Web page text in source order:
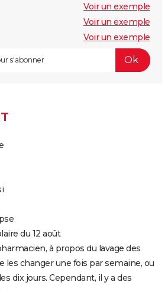
Voir un exemple
Voir un exemple
Voir un exemple
du 12 août
à propos du lavage des
les changer une fois par semaine, ou
dix jours. Cependant, il y a des